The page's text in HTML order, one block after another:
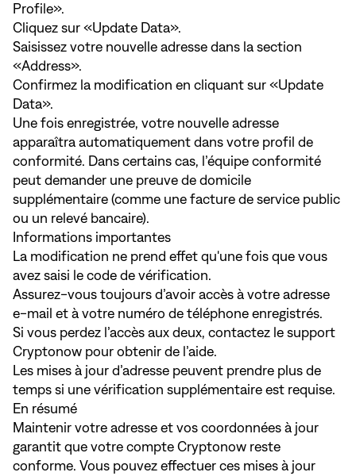
Profile».
Cliquez sur «Update Data».
Saisissez votre nouvelle adresse dans la section
«Address».
Confirmez la modification en cliquant sur «Update
Data».
Une fois enregistrée, votre nouvelle adresse
apparaîtra automatiquement dans votre profil de
conformité. Dans certains cas, l’équipe conformité
peut demander une preuve de domicile
supplémentaire (comme une facture de service public
ou un relevé bancaire).
Informations importantes
La modification ne prend effet qu'une fois que vous
avez saisi le code de vérification.
Assurez-vous toujours d’avoir accès à votre adresse
e-mail et à votre numéro de téléphone enregistrés.
Si vous perdez l’accès aux deux, contactez le support
Cryptonow pour obtenir de l’aide.
Les mises à jour d’adresse peuvent prendre plus de
temps si une vérification supplémentaire est requise.
En résumé
Maintenir votre adresse et vos coordonnées à jour
garantit que votre compte Cryptonow reste
conforme. Vous pouvez effectuer ces mises à jour